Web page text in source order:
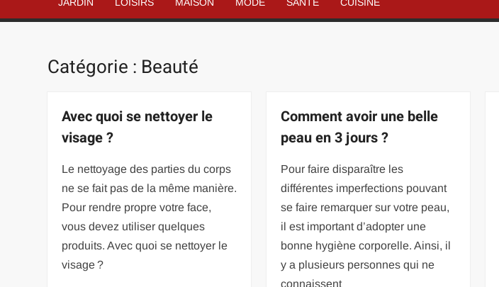
Catégorie : Beauté
Avec quoi se nettoyer le
visage ?
Le nettoyage des parties du corps
ne se fait pas de la même manière.
Pour rendre propre votre face,
vous devez utiliser quelques
produits. Avec quoi se nettoyer le
visage ?
Comment avoir une belle
peau en 3 jours ?
Pour faire disparaître les
différentes imperfections pouvant
se faire remarquer sur votre peau,
il est important d’adopter une
bonne hygiène corporelle. Ainsi, il
y a plusieurs personnes qui ne
connaissent